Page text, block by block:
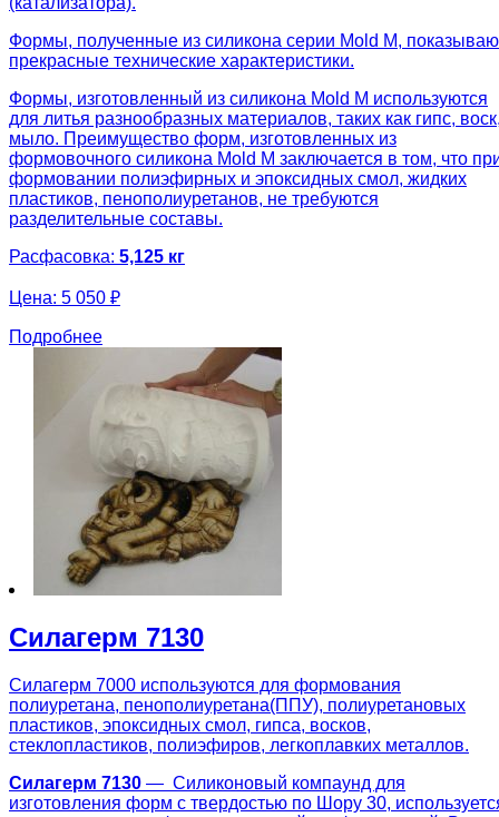
Формы, полученные из силикона серии Mold M,
прекрасные технические характеристики.
Формы, изготовленный из силикона Mold M используются
для литья разнообразных материалов, таких как гипс,
мыло. Преимущество форм, изготовленных из
формовочного силикона Mold M заключается в том, что
формовании полиэфирных и эпоксидных смол, жидких
пластиков, пенополиуретанов, не требуются
разделительные составы.
Расфасовка: 5,125 кг
Цена: 5 050 ₽
Подробнее
Силагерм 7130
Силагерм 7000 используются для формования
полиуретана, пенополиуретана(ППУ), полиуретановых
пластиков, эпоксидных смол, гипса, восков,
стеклопластиков, полиэфиров, легкоплавких металлов.
Силагерм 7130 — Силиконовый компаунд для
изготовления форм с твердостью по Шору 30,